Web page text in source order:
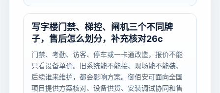
写字楼门禁、梯控、闸机三个不同牌
子，售后怎么划分，补充核对26c
门禁、考勤、访客、停车或一卡通改造，报价不能
只看设备单价。旧系统能不能接、现场能不能装、
后续谁来维护，都会影响方案。御佰安可面向全国
项目提供方案核对、设备供货、安装调试协同和售